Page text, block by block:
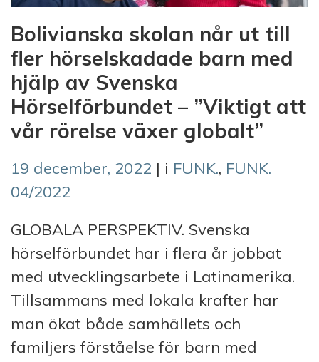
Bolivianska skolan når ut till
fler hörselskadade barn med
hjälp av Svenska
Hörselförbundet – ”Viktigt att
vår rörelse växer globalt”
19 december, 2022 | i FUNK., FUNK.
04/2022
GLOBALA PERSPEKTIV. Svenska
hörselförbundet har i flera år jobbat
med utvecklingsarbete i Latinamerika.
Tillsammans med lokala krafter har
man ökat både samhällets och
familjers förståelse för barn med